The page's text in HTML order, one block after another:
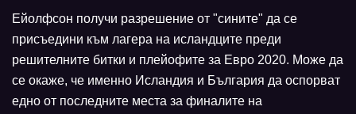
Ейолфсон получи разрешение от "сините" да се
присъедини към лагера на исландците преди
решителните битки и плейофите за Евро 2020. Може да
се окаже, че именно Исландия и България да оспорват
едно от последните места за финалите на